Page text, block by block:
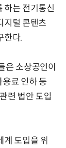
하는 전기통신
지털 콘텐츠
한다.
은 소상공인이
료 인하 등
련 법안 도입
도입을 위